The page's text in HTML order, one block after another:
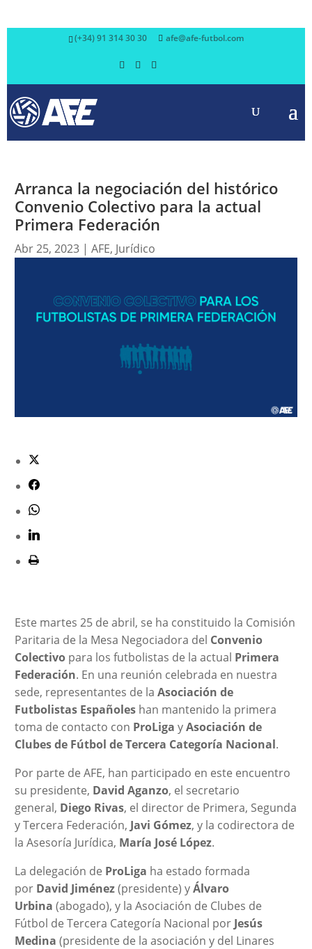
(+34) 91 314 30 30 afe@afe-futbol.com
Arranca la negociación del histórico
Convenio Colectivo para la actual
Primera Federación
Abr 25, 2023| AFE, Jurídico
Este martes 25 de abril, se ha constituido la Comisión
Paritaria de la Mesa Negociadora del Convenio
Colectivopara los futbolistas de la actual Primera
Federación. En una reunión celebrada en nuestra
sede, representantes de la Asociación de
Futbolistas Españoleshan mantenido la primera
toma de contacto con ProLiga yAsociación de
Clubes de Fútbol de Tercera Categoría Nacional.
Por parte de AFE, han participado en este encuentro
su presidente, David Aganzo, el secretario
general, Diego Rivas, el director de Primera, Segunda
y Tercera Federación, Javi Gómez, y la codirectora de
la Asesoría Jurídica, María José López.
La delegación de ProLiga ha estado formada
por David Jiménez(presidente) yÁlvaro
Urbina (abogado), y la Asociación de Clubes de
Fútbol de Tercera Categoría Nacional por Jesús
Medina (presidente de la asociación y del Linares